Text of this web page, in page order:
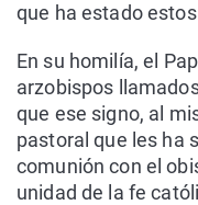
que ha estado
En su homilía, el
arzobispos
que ese signo, al
pastoral que les ha
comunión con el
unidad de la fe